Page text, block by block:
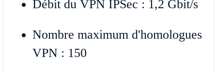
Débit du VPN IPSec : 1,2 Gbit/s
Nombre maximum d'homologues
VPN : 150